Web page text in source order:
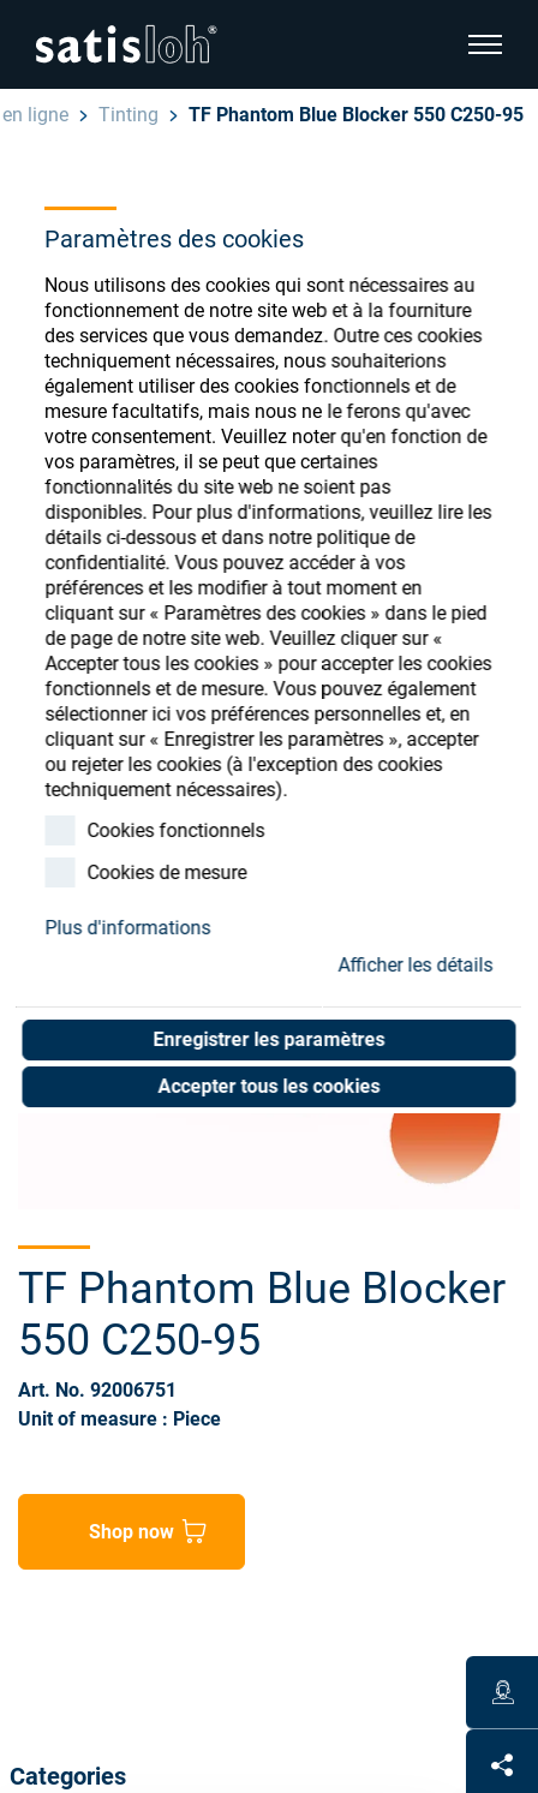
Paramètres des cookies
Nous utilisons des cookies qui sont nécessaires au
fonctionnement de notre site web et à la fourniture
des services que vous demandez. Outre ces cookies
techniquement nécessaires, nous souhaiterions
également utiliser des cookies fonctionnels et de
mesure facultatifs, mais nous ne le ferons qu'avec
votre consentement. Veuillez noter qu'en fonction de
vos paramètres, il se peut que certaines
fonctionnalités du site web ne soient pas
disponibles. Pour plus d'informations, veuillez lire les
détails ci-dessous et dans notre politique de
confidentialité. Vous pouvez accéder à vos
préférences et les modifier à tout moment en
cliquant sur « Paramètres des cookies » dans le pied
de page de notre site web. Veuillez cliquer sur «
Accepter tous les cookies » pour accepter les cookies
fonctionnels et de mesure. Vous pouvez également
sélectionner ici vos préférences personnelles et, en
cliquant sur « Enregistrer les paramètres », accepter
ou rejeter les cookies (à l'exception des cookies
techniquement nécessaires).
Cookies fonctionnels
Cookies de mesure
Plus d'informations
Afficher les détails
Enregistrer les paramètres
Accepter tous les cookies
afficher
Français
Ophtalmique
Optique de précision
Qui sommes-nous ?
Carrière
Ressources
Contact
Store
cacher la navigation de la page
English
Deutsch
Español
汉语
ligne Tinting TF Phantom Blue Blocker 550 C250-95
Magasin de
consommables
ophtalmiques
Enregistrez-vous ou connectez-vous pour
accéder à vos comptes et découvrir notre
large gamme de consommables ophtalmiques
S'enregistrer Login
TF Phantom Blue Blocker
550 C250-95
Art. No. 92006751
Unit of measure : Piece
Shop now
Categories